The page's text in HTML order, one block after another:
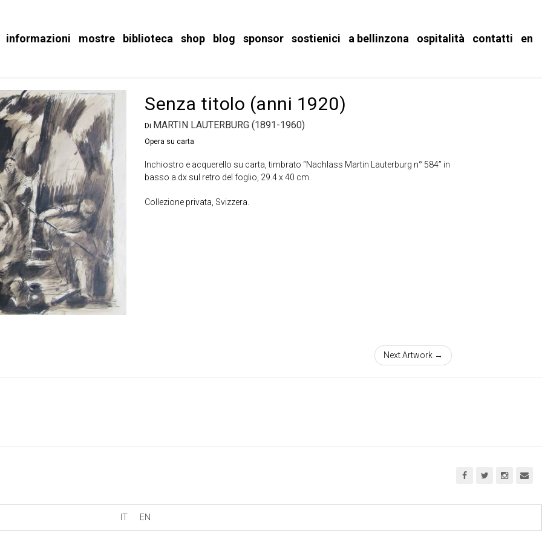
informazioni mostre biblioteca shop blog sponsor sostienici a bellinzona ospitalità contatti en
Senza titolo (anni 1920)
Di MARTIN LAUTERBURG (1891-1960)
Opera su carta
Inchiostro e acquerello su carta, timbrato “Nachlass Martin Lauterburg n° 584” in
basso a dx sul retro del foglio, 29.4 x 40 cm.
Collezione privata, Svizzera.
Next Artwork →
EN